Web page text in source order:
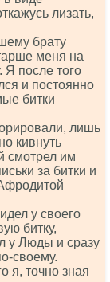
лизать,
брату
меня на
Я после того
и постоянно
битки
лишь
кивнуть
смотрел им
за битки и
у своего
битку,
у Люды и сразу
своему.
я, точно зная